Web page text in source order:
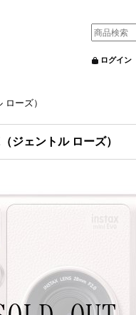
ログイン
ーズ）
ジェントル ローズ）